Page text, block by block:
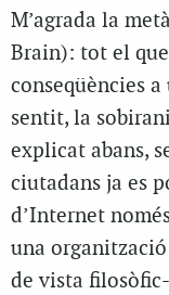
M’agrada la
Brain): tot el
conseqüències
sentit, la
explicat abans,
ciutadans ja es
d’Internet
una
de vista